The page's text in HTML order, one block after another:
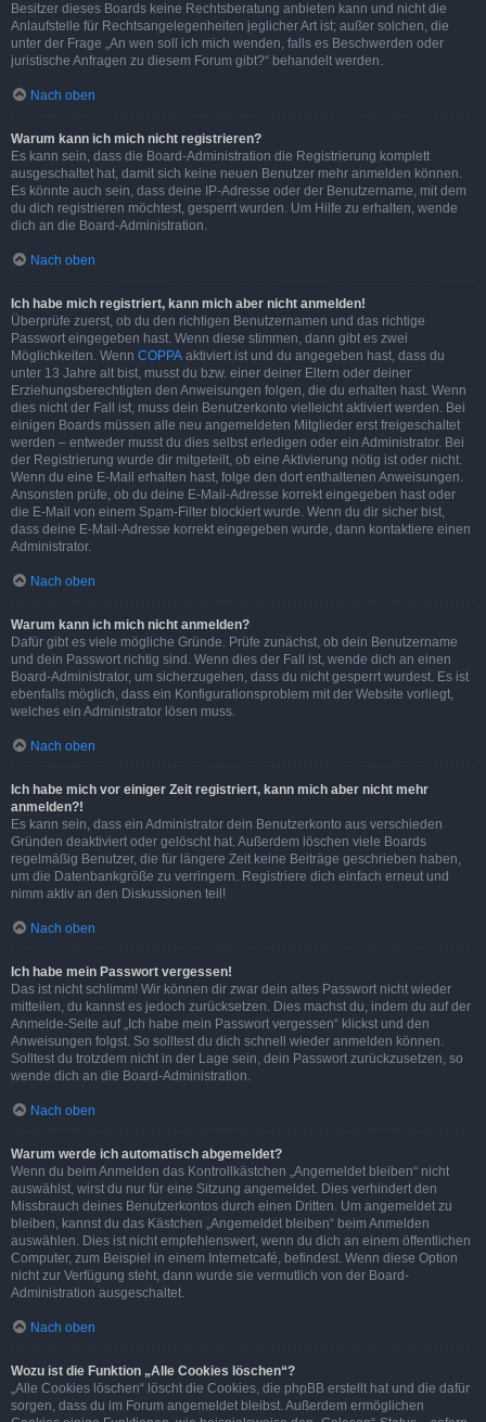
Besitzer dieses Boards keine Rechtsberatung anbieten kann und nicht die
Anlaufstelle für Rechtsangelegenheiten jeglicher Art ist; außer solchen, die
unter der Frage „An wen soll ich mich wenden, falls es Beschwerden oder
juristische Anfragen zu diesem Forum gibt?“ behandelt werden.
Nach oben
Warum kann ich mich nicht registrieren?
Es kann sein, dass die Board-Administration die Registrierung komplett
ausgeschaltet hat, damit sich keine neuen Benutzer mehr anmelden können.
Es könnte auch sein, dass deine IP-Adresse oder der Benutzername, mit dem
du dich registrieren möchtest, gesperrt wurden. Um Hilfe zu erhalten, wende
dich an die Board-Administration.
Nach oben
Ich habe mich registriert, kann mich aber nicht anmelden!
Überprüfe zuerst, ob du den richtigen Benutzernamen und das richtige
Passwort eingegeben hast. Wenn diese stimmen, dann gibt es zwei
Möglichkeiten. Wenn COPPA aktiviert ist und du angegeben hast, dass du
unter 13 Jahre alt bist, musst du bzw. einer deiner Eltern oder deiner
Erziehungsberechtigten den Anweisungen folgen, die du erhalten hast. Wenn
dies nicht der Fall ist, muss dein Benutzerkonto vielleicht aktiviert werden. Bei
einigen Boards müssen alle neu angemeldeten Mitglieder erst freigeschaltet
werden – entweder musst du dies selbst erledigen oder ein Administrator. Bei
der Registrierung wurde dir mitgeteilt, ob eine Aktivierung nötig ist oder nicht.
Wenn du eine E-Mail erhalten hast, folge den dort enthaltenen Anweisungen.
Ansonsten prüfe, ob du deine E-Mail-Adresse korrekt eingegeben hast oder
die E-Mail von einem Spam-Filter blockiert wurde. Wenn du dir sicher bist,
dass deine E-Mail-Adresse korrekt eingegeben wurde, dann kontaktiere einen
Administrator.
Nach oben
Warum kann ich mich nicht anmelden?
Dafür gibt es viele mögliche Gründe. Prüfe zunächst, ob dein Benutzername
und dein Passwort richtig sind. Wenn dies der Fall ist, wende dich an einen
Board-Administrator, um sicherzugehen, dass du nicht gesperrt wurdest. Es ist
ebenfalls möglich, dass ein Konfigurationsproblem mit der Website vorliegt,
welches ein Administrator lösen muss.
Nach oben
Ich habe mich vor einiger Zeit registriert, kann mich aber nicht mehr
anmelden?!
Es kann sein, dass ein Administrator dein Benutzerkonto aus verschieden
Gründen deaktiviert oder gelöscht hat. Außerdem löschen viele Boards
regelmäßig Benutzer, die für längere Zeit keine Beiträge geschrieben haben,
um die Datenbankgröße zu verringern. Registriere dich einfach erneut und
nimm aktiv an den Diskussionen teil!
Nach oben
Ich habe mein Passwort vergessen!
Das ist nicht schlimm! Wir können dir zwar dein altes Passwort nicht wieder
mitteilen, du kannst es jedoch zurücksetzen. Dies machst du, indem du auf der
Anmelde-Seite auf „Ich habe mein Passwort vergessen“ klickst und den
Anweisungen folgst. So solltest du dich schnell wieder anmelden können.
Solltest du trotzdem nicht in der Lage sein, dein Passwort zurückzusetzen, so
wende dich an die Board-Administration.
Nach oben
Warum werde ich automatisch abgemeldet?
Wenn du beim Anmelden das Kontrollkästchen „Angemeldet bleiben“ nicht
auswählst, wirst du nur für eine Sitzung angemeldet. Dies verhindert den
Missbrauch deines Benutzerkontos durch einen Dritten. Um angemeldet zu
bleiben, kannst du das Kästchen „Angemeldet bleiben“ beim Anmelden
auswählen. Dies ist nicht empfehlenswert, wenn du dich an einem öffentlichen
Computer, zum Beispiel in einem Internetcafé, befindest. Wenn diese Option
nicht zur Verfügung steht, dann wurde sie vermutlich von der Board-
Administration ausgeschaltet.
Nach oben
Wozu ist die Funktion „Alle Cookies löschen“?
„Alle Cookies löschen“ löscht die Cookies, die phpBB erstellt hat und die dafür
sorgen, dass du im Forum angemeldet bleibst. Außerdem ermöglichen